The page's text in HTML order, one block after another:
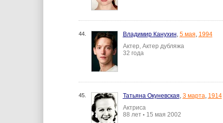
44. Владимир Канухин, 5 мая, 1994
Актер, Актер дубляжа
32 года
45. Татьяна Окуневская, 3 марта, 1914
Актриса
88 лет • 15 мая 2002